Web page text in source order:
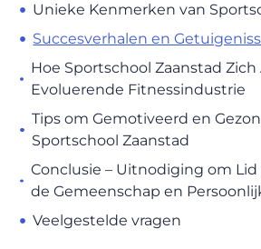
Unieke Kenmerken van
Succesverhalen en
Hoe Sportschool Zaanstad Zich
Evoluerende Fitnessindustrie
Tips om Gemotiveerd en
Sportschool Zaanstad
Conclusie – Uitnodiging om
de Gemeenschap en
Veelgestelde vragen